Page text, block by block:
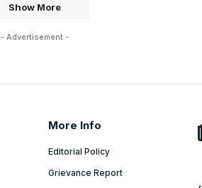
Show More
- Advertisement -
More Info
Editorial Policy
Grievance Report